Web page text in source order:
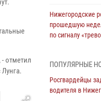
отметил
Нижегородские
прошедшую
по сигналу
В Нижегородской
Росгвардии «по
ПОПУЛЯРНЫЕ
Росгвардейцы
водителя в